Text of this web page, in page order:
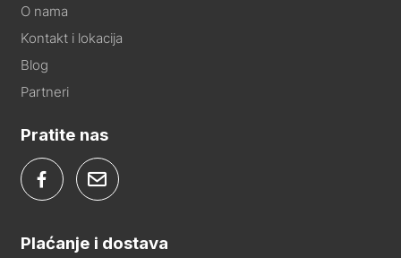
O nama
Kontakt i lokacija
Blog
Partneri
Pratite nas
Plaćanje i dostava